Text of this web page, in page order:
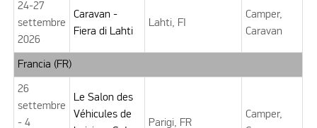
24-27
settembre
2026
Caravan -
Fiera di Lahti
Lahti, FI
Camper,
Caravan
Francia (FR)
26
settembre
- 4
Le Salon des
Véhicules de
Parigi, FR
Camper,